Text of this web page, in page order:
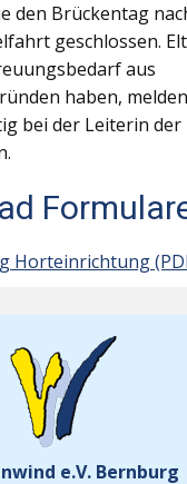
den Brückentag
geschlossen.
aus
haben,
bei der Leiterin der
Horteinrichtung
e.V. Bernburg